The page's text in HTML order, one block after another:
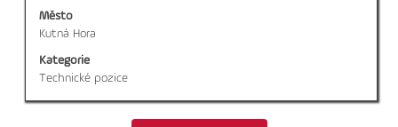
Město
Kutná Hora
Kategorie
Technické pozice
mezerníkem
zobrazení
informací
o
profesi.